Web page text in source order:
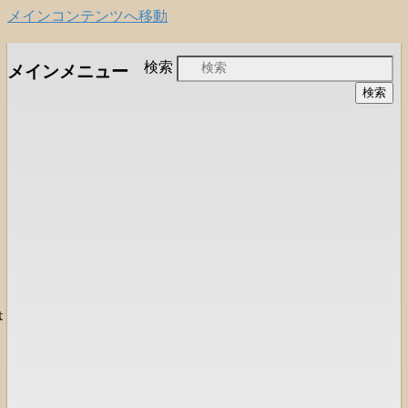
メインコンテンツへ移動
石巻福音自由教会
（Ishinomaki Evangelical Free
日本福音自由教会の有志による「石巻宣
教支援会」によって支えられる新しい
検索
メインメニュー